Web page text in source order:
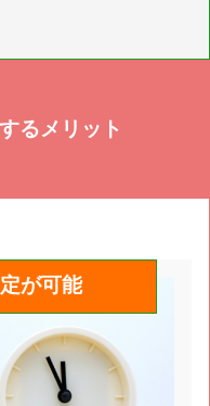
となります。
るメリット
が可能